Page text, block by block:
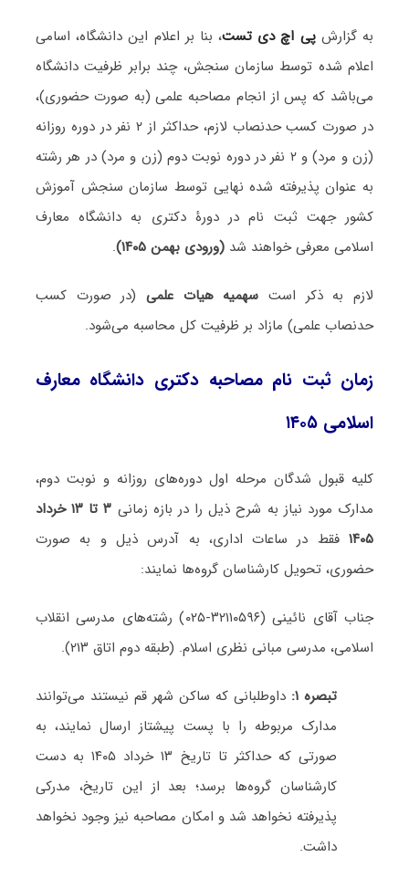
به گزارش پی اچ دی تست، بنا بر اعلام این دانشگاه، اسامی
اعلام شده توسط سازمان سنجش، چند برابر ظرفیت دانشگاه
می‌باشد که پس از انجام مصاحبه علمی (به صورت حضوری)،
در صورت کسب حدنصاب لازم، حداکثر از ۲ نفر در دوره روزانه
(زن و مرد) و ۲ نفر در دوره نوبت دوم (زن و مرد) در هر رشته
به عنوان پذیرفته شده نهایی توسط سازمان سنجش آموزش
کشور جهت ثبت نام در دورۀ دکتری به دانشگاه معارف
اسلامی معرفی خواهند شد (ورودی بهمن ۱۴۰۵) .
لازم به ذکر است سهمیه هیات علمی (در صورت کسب
حدنصاب علمی) مازاد بر ظرفیت کل محاسبه می‌شود.
زمان ثبت نام مصاحبه دکتری دانشگاه معارف
اسلامی ۱۴۰۵
کلیه قبول شدگان مرحله اول دوره‌های روزانه و نوبت دوم،
مدارک مورد نیاز به شرح ذیل را در بازه زمانی
۳ تا ۱۳ خرداد
۱۴۰۵فقط در ساعات اداری، به آدرس ذیل و به صورت
حضوری، تحویل کارشناسان گروه‌ها نمایند:
جناب آقای نائینی (۳۲۱۱۰۵۹۶-۰۲۵) رشته‌های مدرسی انقلاب
اسلامی، مدرسی مبانی نظری اسلام. (طبقه دوم اتاق ۲۱۳).
تبصره ۱:
داوطلبانی که ساکن شهر قم نیستند می‌توانند
مدارک مربوطه را با پست پیشتاز ارسال نمایند، به
صورتی که حداکثر تا تاریخ ۱۳ خرداد ۱۴۰۵ به دست
کارشناسان گروه‌ها برسد؛ بعد از این تاریخ، مدرکی
پذیرفته نخواهد شد و امکان مصاحبه نیز وجود نخواهد
داشت.